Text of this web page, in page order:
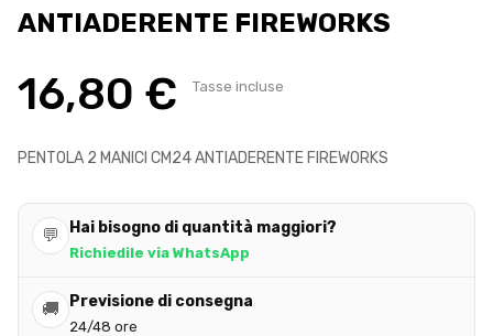
ANTIADERENTE FIREWORKS
16,80 € Tasse incluse
PENTOLA 2 MANICI CM24 ANTIADERENTE FIREWORKS
💬 Hai bisogno di quantità maggiori?
Richiedile via WhatsApp
🚚 Previsione di consegna
24/48 ore